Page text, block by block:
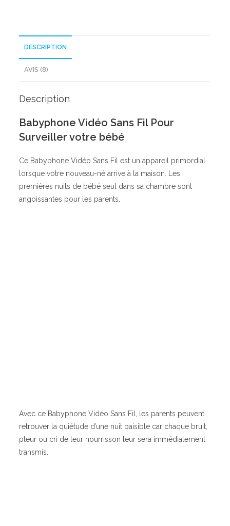
DESCRIPTION
AVIS (8)
Description
Babyphone Vidéo Sans Fil Pour
Surveiller votre bébé
Ce Babyphone Vidéo Sans Fil est un appareil primordial
lorsque votre nouveau-né arrive à la maison. Les
premières nuits de bébé seul dans sa chambre sont
angoissantes pour les parents.
Avec ce Babyphone Vidéo Sans Fil, les parents peuvent
retrouver la quiétude d’une nuit paisible car chaque bruit,
pleur ou cri de leur nourrisson leur sera immédiatement
transmis.